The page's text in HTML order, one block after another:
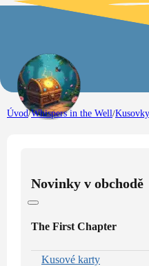
Úvod/Whispers in the Well/
Novinky v obchodě
The First Chapter
Kusové karty